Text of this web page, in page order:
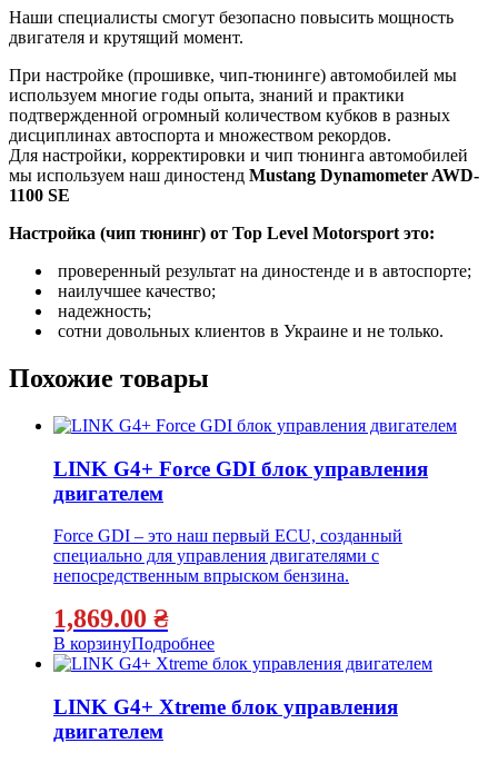
Наши специалисты смогут безопасно повысить мощность
двигателя и крутящий момент.
При настройке (прошивке, чип-тюнинге) автомобилей мы
используем многие годы опыта, знаний и практики
подтвержденной огромный количеством кубков в разных
дисциплинах автоспорта и множеством рекордов.
Для настройки, корректировки и чип тюнинга автомобилей
мы используем наш диностенд Mustang Dynamometer AWD-
1100 SE
Настройка (чип тюнинг) от Top Level Motorsport это:
проверенный результат на диностенде и в автоспорте;
наилучшее качество;
надежность;
сотни довольных клиентов в Украине и не только.
Похожие товары
LINK G4+ Force GDI блок управления
двигателем
Force GDI – это наш первый ECU, созданный
специально для управления двигателями с
непосредственным впрыском бензина.
1,869.00 ₴
В корзинуПодробнее
LINK G4+ Xtreme блок управления
двигателем